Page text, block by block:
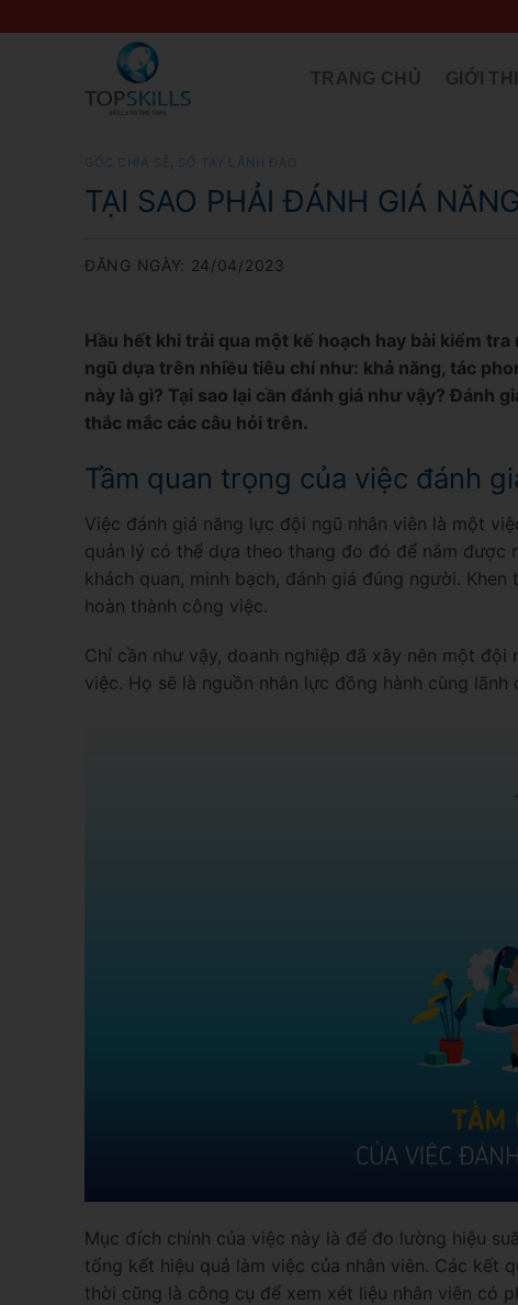
to
TRANG CHỦ GIỚI
GÓC CHIA SẺ , SỔ TAY LÃNH ĐẠO
TẠI SAO PHẢI ĐÁNH GIÁ
ĐĂNG NGÀY: 24/04/2023
Hầu hết khi trải qua một kế hoạch hay bài kiểm
ngũ dựa trên nhiều tiêu chí như: khả năng, tác
này là gì? Tại sao lại cần đánh giá như vậy? Đánh
thắc mắc các câu hỏi trên.
Tầm quan trọng của việc đánh
Việc đánh giá năng lực đội ngũ nhân viên là một
quản lý có thể dựa theo thang đo đó để nắm được
khách quan, minh bạch, đánh giá đúng người.
hoàn thành công việc.
Chỉ cần như vậy, doanh nghiệp đã xây nên một
việc. Họ sẽ là nguồn nhân lực đồng hành cùng
Mục đích chính của việc này là để đo lường hiệu
tổng kết hiệu quả làm việc của nhân viên. Các kết
thời cũng là công cụ để xem xét liệu nhân viên có